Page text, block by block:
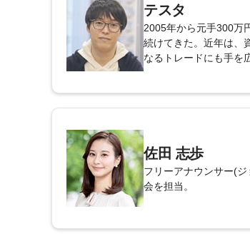
テスタ
2005年から元手300万
続けてきた。近年は、
なるトレードにも手を
佐田 志歩
フリーアナウンサー(
会を担当。